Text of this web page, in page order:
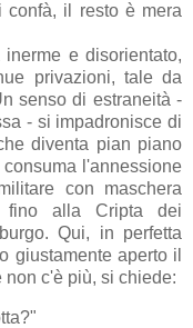
confà, il resto è mera
e disorientato,
privazioni, tale da
senso di estraneità -
- si impadronisce di
diventa pian piano
l'annessione
con maschera
alla Cripta dei
Qui, in perfetta
giustamente aperto il
c'è più, si chiede: